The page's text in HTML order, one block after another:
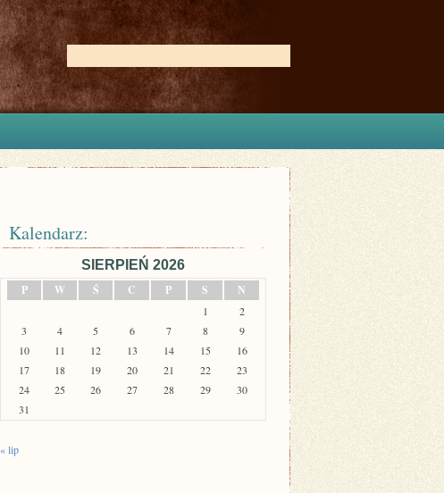
Kalendarz:
SIERPIEŃ 2026
P
W Ś C P S N
1
2
3
4 5 6 7 8
9
10
11 12 13 14 15
16
17
18 19 20 21 22
23
24
25 26 27 28 29
30
31
« lip